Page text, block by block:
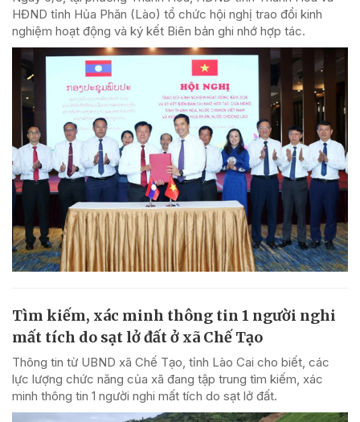
HĐND tỉnh Hủa Phăn (Lào) tổ chức hội nghị trao đổi kinh
nghiệm hoạt động và ký kết Biên bản ghi nhớ hợp tác.
Tìm kiếm, xác minh thông tin 1 người nghi
mất tích do sạt lở đất ở xã Chế Tạo
Thông tin từ UBND xã Chế Tạo, tỉnh Lào Cai cho biết, các
lực lượng chức năng của xã đang tập trung tìm kiếm, xác
minh thông tin 1 người nghi mất tích do sạt lở đất.